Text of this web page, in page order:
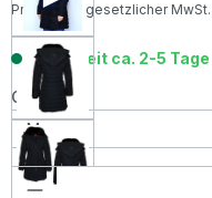
Preise inkl. gesetzlicher MwSt.
Lieferzeit ca. 2-5 Tage
Größe auswählen
Produkt